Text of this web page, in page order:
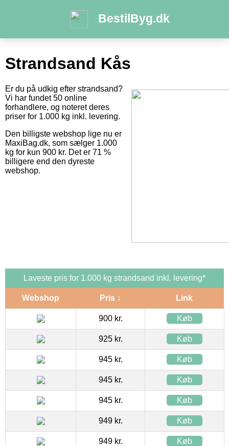
BestilByg.dk
Strandsand Kås
Er du på udkig efter strandsand?
Vi har fundet 50 online
forhandlere, og noteret deres
priser for 1.000 kg inkl. levering.
Den billigste webshop lige nu er
MaxiBag.dk, som sælger 1.000
kg for kun 900 kr. Det er 71 %
billigere end den dyreste
webshop.
Laveste pris for 1.000 kg strandsand inkl. levering*
Webshop Pris ↓ Link
900 kr. Køb
925 kr. Køb
945 kr. Køb
945 kr. Køb
945 kr. Køb
949 kr. Køb
949 kr. Køb